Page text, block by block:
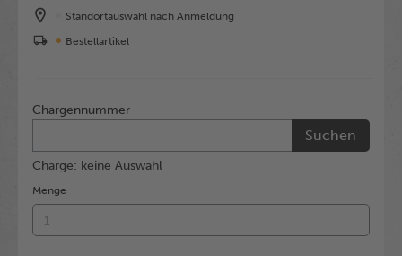
Standortauswahl nach Anmeldung
Bestellartikel
Chargennummer
Suchen
Charge: keine Auswahl
Menge